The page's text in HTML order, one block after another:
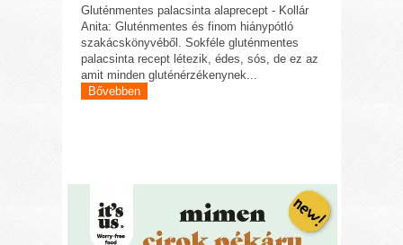
Gluténmentes palacsinta alaprecept - Kollár
Anita: Gluténmentes és finom hiánypótló
szakácskönyvéből. Sokféle gluténmentes
palacsinta recept létezik, édes, sós, de ez az
amit minden gluténérzékenynek...
Bővebben